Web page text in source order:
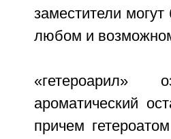
заместители
любом и
«гетероарил»
ароматический
причем